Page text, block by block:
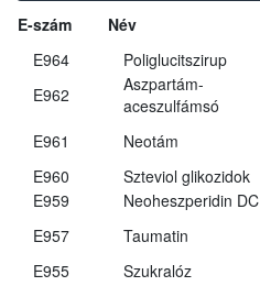
E-szám Név
E964
Poliglucitszirup
E962
Aszpartám-
aceszulfámsó
E961
Neotám
E960
Szteviol glikozidok
E959
Neoheszperidin DC
E957
Taumatin
E955
Szukralóz